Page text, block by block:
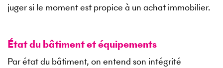
juger si le moment est propice à un achat immobilier.
État du bâtiment et équipements
Par état du bâtiment, on entend son intégrité